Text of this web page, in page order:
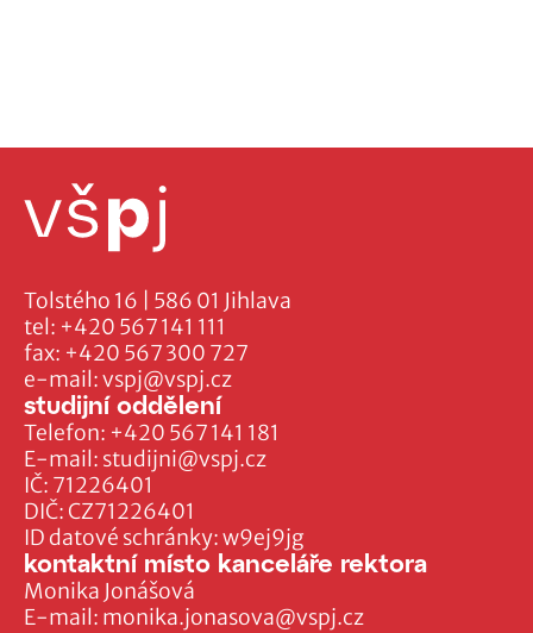
Tolstého 16 | 586 01 Jihlava
tel: +420 567 141 111
fax: +420 567 300 727
e-mail:vspj@vspj.cz
IČ: 71226401
DIČ: CZ71226401
ID datové schránky: w9ej9jg
studijní oddělení
Telefon: +420 567 141 181
E-mail: studijni@vspj.cz
kontaktní místo kanceláře rektora
Monika Jonášová
E-mail: monika.jonasova@vspj.cz